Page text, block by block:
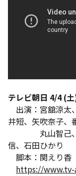
テレビ朝日 4/4 (
出演：宮舘涼太
井短、矢吹奈子、
丸山智己、岩
信、石田ひかり
脚本：関えり香
https://